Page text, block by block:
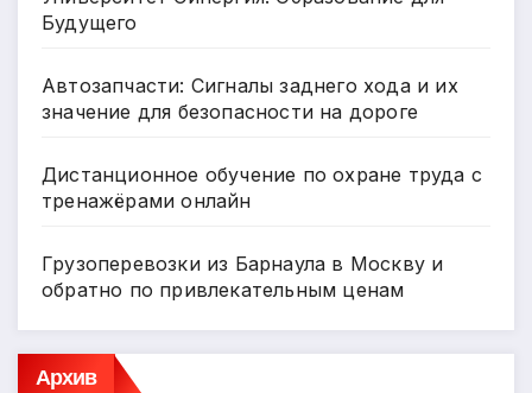
Будущего
Автозапчасти: Сигналы заднего хода и их
значение для безопасности на дороге
Дистанционное обучение по охране труда с
тренажёрами онлайн
Грузоперевозки из Барнаула в Москву и
обратно по привлекательным ценам
Архив